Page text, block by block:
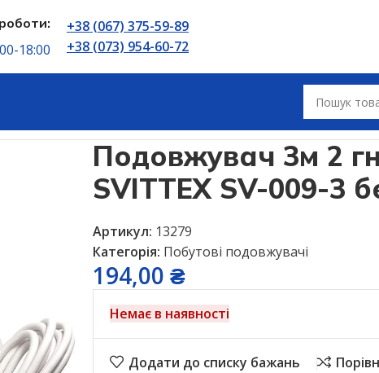
18:00
+38 (067) 375-59-89
+38 (073) 954-60-72
Подовжувач 3м 2 гнізда білий
Подовжувач 3м 2
SVITTEX SV-009-3
Артикул: 13279
Категорія: Побутові подовжувачі
194,00 ₴
Немає в наявності
Додати до списку бажань